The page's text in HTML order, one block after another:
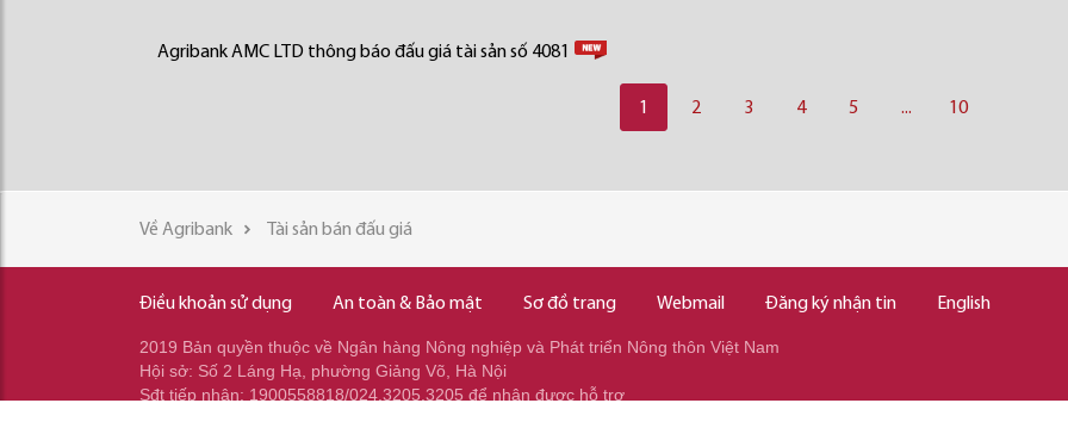
Agribank AMC LTD thông báo đấu giá tài sản số 4081
1 2 3 4 5 ... 10
Về Agribank Tài sản bán đấu giá
Điều khoản sử dụng An toàn & Bảo mật Sơ đồ trang Webmail Đăng ký nhận tin English
2019 Bản quyền thuộc về Ngân hàng Nông nghiệp và Phát triển Nông thôn Việt Nam
Hội sở: Số 2 Láng Hạ, phường Giảng Võ, Hà Nội
Sđt tiếp nhận: 1900558818/024.3205.3205 để nhận được hỗ trợ